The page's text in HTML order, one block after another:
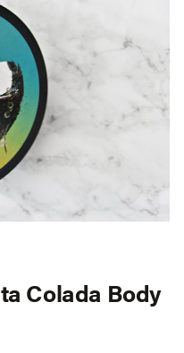
Colada Body